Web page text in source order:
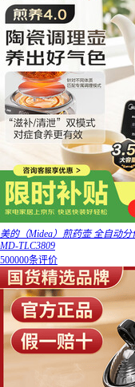
美的（Midea）煎药壶 全自动
MD-TLC3809
500000条评价